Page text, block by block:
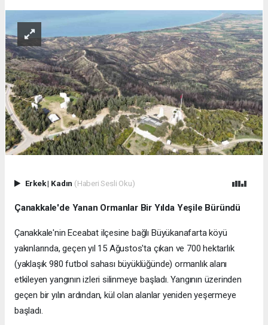
Erkek| Kadın (Haberi Sesli Oku)
Çanakkale'de Yanan Ormanlar Bir Yılda Yeşile Büründü
Çanakkale'nin Eceabat ilçesine bağlı Büyükanafarta köyü
yakınlarında, geçen yıl 15 Ağustos'ta çıkan ve 700 hektarlık
(yaklaşık 980 futbol sahası büyüklüğünde) ormanlık alanı
etkileyen yangının izleri silinmeye başladı. Yangının üzerinden
geçen bir yılın ardından, kül olan alanlar yeniden yeşermeye
başladı.